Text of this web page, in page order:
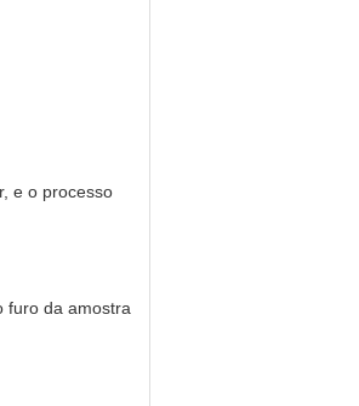
e o processo
furo da amostra